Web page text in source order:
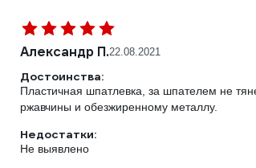
Александр П.22.08.2021
Достоинства:
Пластичная шпатлевка, за шпателем не
ржавчины и обезжиренному металлу.
Недостатки:
Не выявлено